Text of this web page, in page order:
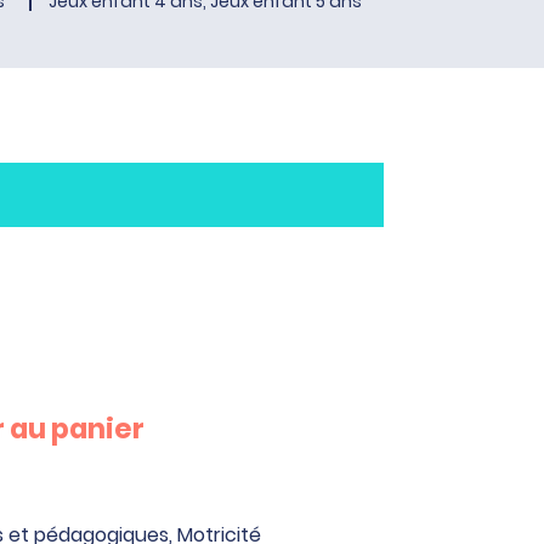
panier
et pédagogiques, Motricité